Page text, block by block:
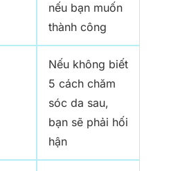
nếu bạn muốn
thành công
Nếu không biết
5 cách chăm
sóc da sau,
bạn sẽ phải hối
hận